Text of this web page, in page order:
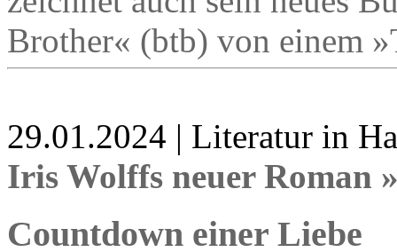
Brother« (btb) von einem
29.01.2024 | Literatur in
Iris Wolffs neuer Roman
Countdown einer Liebe